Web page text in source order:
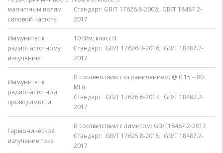
магнитным полям
силовой частоты
Стандарт: GB/T 17626.8-2006; GB/T 18487.2-
2017
Иммунитет к
радиочастотному
излучению
10 В/м; класс:3
Стандарт: GB/T 17626.3-2016; GB/T 18487.2-
2017
Иммунитет к
радиочастотной
проводимости
В соответствии с ограничением: @ 0,15～80
МГц.
Стандарт: GB/T 17626.6-2017; GB/T 18487.2-
2017
Гармоническое
излучение тока
В соответствии с лимитом: GB/T18487.2-2017.
Стандарт: GB/T 17625.8-2015; GB/T 18487.2-
2017